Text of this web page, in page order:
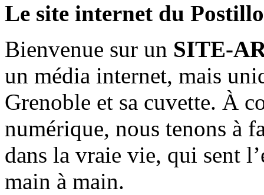
Le site internet du
Bienvenue sur un SITE-
un média internet, mais
Grenoble et sa cuvette. À
numérique, nous tenons à
dans la vraie vie, qui sent
main à main.